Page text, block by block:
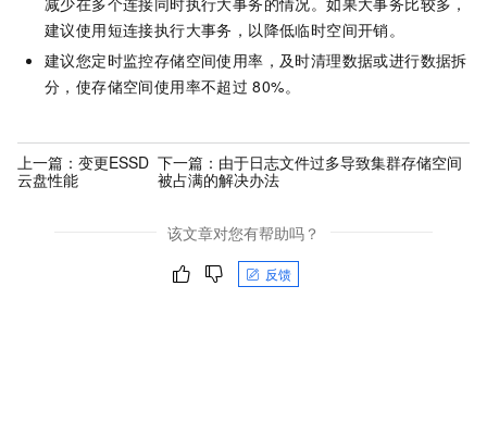
建议使用短连接执行大事务，以降低临时空间开销。
建议您定时监控存储空间使用率，及时清理数据或进行数据拆
分，使存储空间使用率不超过 80%。
上一篇： 变更ESSD
云盘性能
下一篇： 由于日志文件过多导致集群存储空间
被占满的解决办法
该文章对您有帮助吗？
反馈